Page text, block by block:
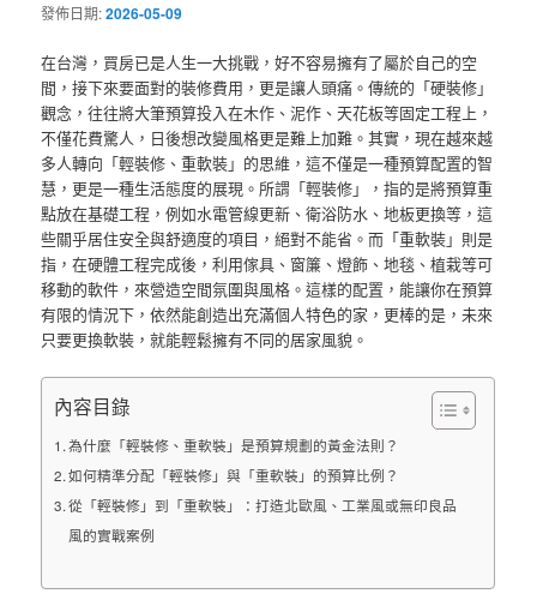
發佈日期:2026-05-09
在台灣，買房已是人生一大挑戰，好不容易擁有了屬於自己的空
間，接下來要面對的裝修費用，更是讓人頭痛。傳統的「硬裝修」
觀念，往往將大筆預算投入在木作、泥作、天花板等固定工程上，
不僅花費驚人，日後想改變風格更是難上加難。其實，現在越來越
多人轉向「輕裝修、重軟裝」的思維，這不僅是一種預算配置的智
慧，更是一種生活態度的展現。所謂「輕裝修」，指的是將預算重
點放在基礎工程，例如水電管線更新、衛浴防水、地板更換等，這
些關乎居住安全與舒適度的項目，絕對不能省。而「重軟裝」則是
指，在硬體工程完成後，利用傢具、窗簾、燈飾、地毯、植栽等可
移動的軟件，來營造空間氛圍與風格。這樣的配置，能讓你在預算
有限的情況下，依然能創造出充滿個人特色的家，更棒的是，未來
只要更換軟裝，就能輕鬆擁有不同的居家風貌。
內容目錄
為什麼「輕裝修、重軟裝」是預算規劃的黃金法則？
如何精準分配「輕裝修」與「重軟裝」的預算比例？
從「輕裝修」到「重軟裝」：打造北歐風、工業風或無印良品
風的實戰案例